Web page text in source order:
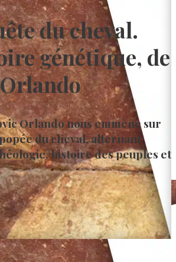
du cheval.
génétique, de
Orlando nous emmène sur
du cheval, alternant
histoire des peuples et